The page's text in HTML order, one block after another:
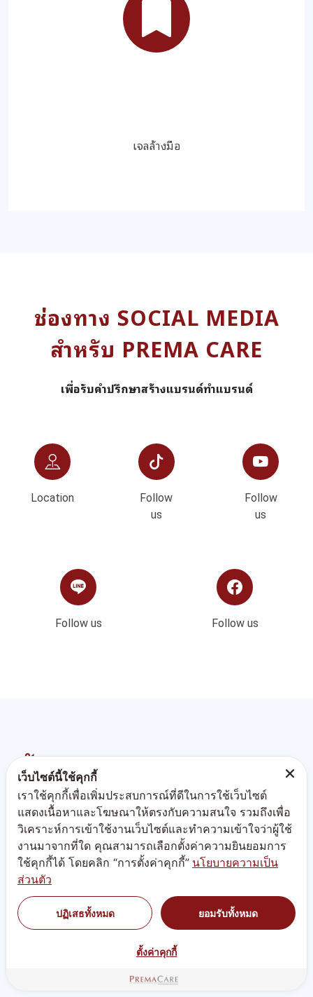
เจลล้างมือ
ช่องทาง SOCIAL MEDIA
สำหรับ PREMA CARE
เพื่อรับคำปรึกษาสร้างแบรนด์ทำแบรนด์
Location
Follow
us
Follow
us
Follow us Follow us
รับรองคุณภาพตามมาตรฐาน
โรงงาน
แลปผลิต ครีม อาหารเสริม
เว็บไซต์นี้ใช้คุกกี้
เราใช้คุกกี้เพื่อเพิ่มประสบการณ์ที่ดีในการใช้เว็บไซต์
แสดงเนื้อหาและโฆษณาให้ตรงกับความสนใจ รวมถึงเพื่อ
วิเคราะห์การเข้าใช้งานเว็บไซต์และทำความเข้าใจว่าผู้ใช้
งานมาจากที่ใด คุณสามารถเลือกตั้งค่าความยินยอมการ
ใช้คุกกี้ได้ โดยคลิก “การตั้งค่าคุกกี้” นโยบายความเป็น
ส่วนตัว
ปฏิเสธทั้งหมด ยอมรับทั้งหมด
ตั้งค่าคุกกี้